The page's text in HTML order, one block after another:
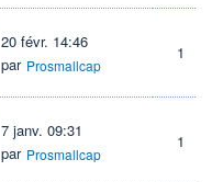
20 févr. 14:46
par Prosmallcap
1
7 janv. 09:31
par Prosmallcap
1